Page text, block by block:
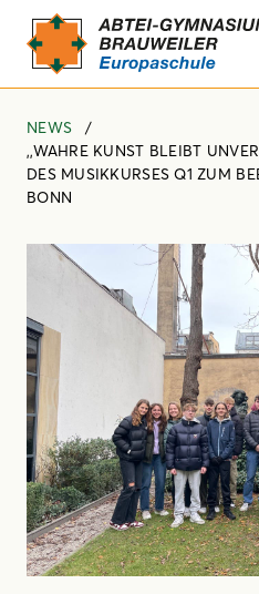
NEWS
,,WAHRE KUNST BLEIBT
DES MUSIKKURSES Q1 ZUM
BONN